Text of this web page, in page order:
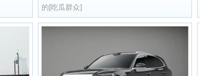
的[吃瓜群众]